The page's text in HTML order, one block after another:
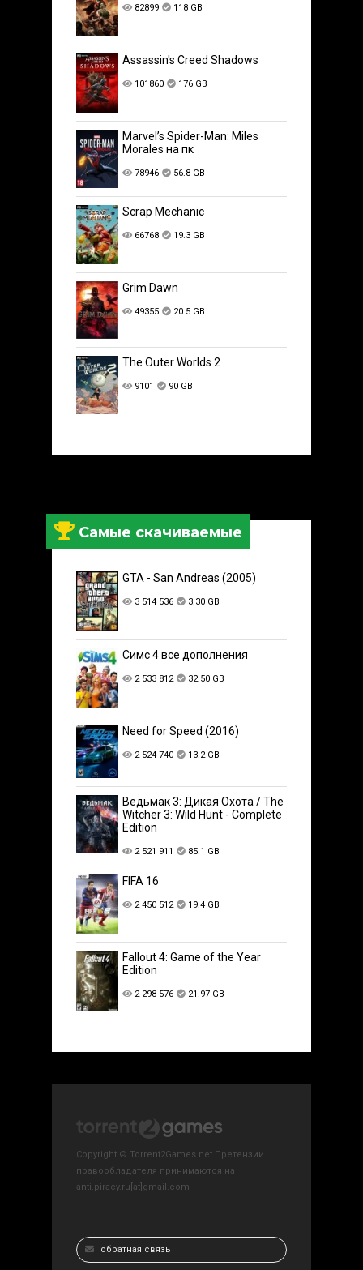
82899 118 GB
Assassin's Creed Shadows
101860 176 GB
Marvel’s Spider-Man: Miles
Morales на пк
78946 56.8 GB
Scrap Mechanic
66768 19.3 GB
Grim Dawn
49355 20.5 GB
The Outer Worlds 2
9101 90 GB
Самые скачиваемые
GTA - San Andreas (2005)
3 514 536 3.30 GB
Симс 4 все дополнения
2 533 812 32.50 GB
Need for Speed (2016)
2 524 740 13.2 GB
Ведьмак 3: Дикая Охота / The
Witcher 3: Wild Hunt - Complete
Edition
2 521 911 85.1 GB
FIFA 16
2 450 512 19.4 GB
Fallout 4: Game of the Year
Edition
2 298 576 21.97 GB
Copyright © Torrent2Games.net Претензии
правообладателя принимаются на
anti.piracy.ru[at]gmail.com
обратная связь